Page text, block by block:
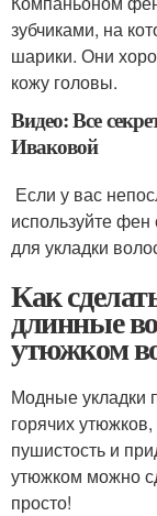
зубчиками, на
шарики. Они
кожу головы.
Видео: Все
Иваковой
Если у вас
используйте
для укладки
Как
длинные
утюжком
Модные укладки
горячих
пушистость и
утюжком можно
просто!